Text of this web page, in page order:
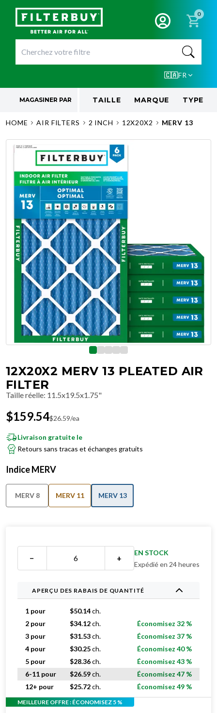
0
🇨🇦FR
MAGASINER PAR TAILLE MARQUE TYPE
HOME AIR FILTERS 2 INCH 12X20X2 MERV 13
12X20X2 MERV 13 PLEATED AIR
FILTER
Taille réelle: 11.5x19.5x1.75"
$159.54$26.59/ea
Livraison gratuite le
Retours sans tracas et échanges gratuits
Indice MERV
MERV 8 MERV 11 MERV 13
− +
EN STOCK
Expédié en 24 heures
APERÇU DES RABAIS DE QUANTITÉ
1 pour $50.14ch.
2 pour
$34.12ch.
Économisez 32 %
3 pour
$31.53ch.
Économisez 37 %
4 pour
$30.25ch.
Économisez 40 %
5 pour
$28.36ch.
Économisez 43 %
6-11 pour
$26.59ch.
Économisez 47 %
12+ pour
$25.72ch. Économisez 49 %
MEILLEURE OFFRE : ÉCONOMISEZ 5 %